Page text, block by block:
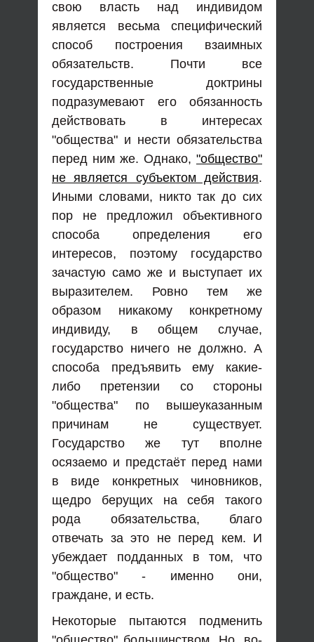
свою власть над индивидом
является весьма специфический
способ построения взаимных
обязательств. Почти все
государственные доктрины
подразумевают его обязанность
действовать в интересах
"общества" и нести обязательства
перед ним же. Однако, "общество"
не является субъектом действия.
Иными словами, никто так до сих
пор не предложил объективного
способа определения его
интересов, поэтому государство
зачастую само же и выступает их
выразителем. Ровно тем же
образом никакому конкретному
индивиду, в общем случае,
государство ничего не должно. А
способа предъявить ему какие-
либо претензии со стороны
"общества" по вышеуказанным
причинам не существует.
Государство же тут вполне
осязаемо и предстаёт перед нами
в виде конкретных чиновников,
щедро берущих на себя такого
рода обязательства, благо
отвечать за это не перед кем. И
убеждает подданных в том, что
"общество" - именно они,
граждане, и есть.
Некоторые пытаются подменить